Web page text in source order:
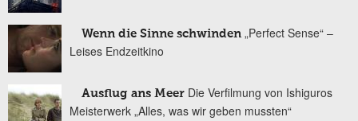
Wenn die Sinne schwinden „Perfect Sense“ –
Leises Endzeitkino
Ausflug ans Meer Die Verfilmung von Ishiguros
Meisterwerk „Alles, was wir geben mussten“